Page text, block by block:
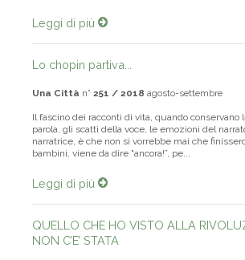
Leggi di più
Lo chopin partiva...
Una Città n° 251 / 2018 agosto-settembre
Il fascino dei racconti di vita, quando conservano
parola, gli scatti della voce, le emozioni del
narratrice, è che non si vorrebbe mai che
bambini, viene da dire "ancora!”, pe...
Leggi di più
QUELLO CHE HO VISTO ALLA
NON C’E’ STATA